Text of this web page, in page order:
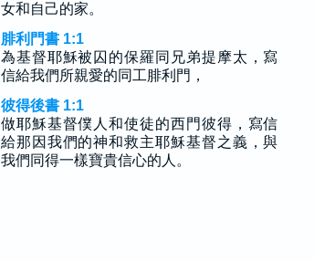
女和自己的家。
腓利門書 1:1
為基督耶穌被囚的保羅同兄弟提摩太，寫
信給我們所親愛的同工腓利門，
彼得後書 1:1
做耶穌基督僕人和使徒的西門彼得，寫信
給那因我們的神和救主耶穌基督之義，與
我們同得一樣寶貴信心的人。